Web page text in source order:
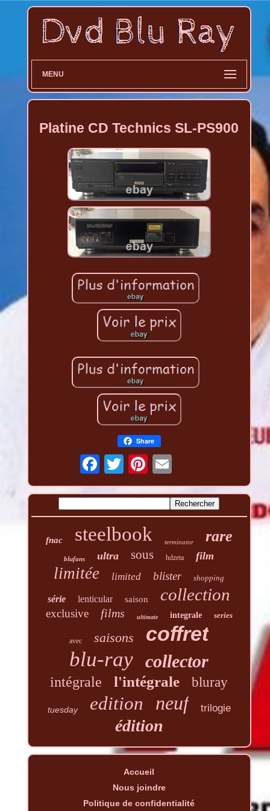
MENU
Platine CD Technics SL-PS900
Share
fnac steelbook terminator rare
blufans ultra sous hdzeta film
limitée limited blister shopping
série lenticular saison collection
exclusive films ultimate integrale series
avec saisons coffret
blu-ray collector
intégrale l'intégrale bluray
tuesday edition neuf trilogie
édition
Accueil
Nous joindre
Politique de confidentialité